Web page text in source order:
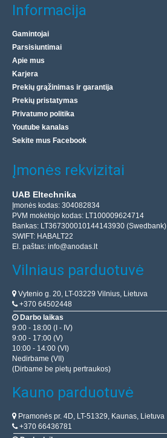
Informacija
Gamintojai
Parsisiuntimai
Apie mus
Karjera
Prekių grąžinimas ir garantija
Prekių pristatymas
Privatumo politika
Youtube kanalas
Sekite mus Facebook
Įmonės rekvizitai
UAB Eltechnika
Įmonės kodas: 304082834
PVM mokėtojo kodas: LT100009624714
Bankas: LT367300010144143930 (Swedbank)
SWIFT: HABALT22
El. paštas: info@anodas.lt
Vilniaus parduotuvė
Vytenio g. 20, LT-03229 Vilnius, Lietuva
+370 64502448
Darbo laikas
9:00 - 18:00 (I - IV)
9:00 - 17:00 (V)
10:00 - 14:00 (VI)
Nedirbame (VII)
(Dirbame be pietų pertraukos)
Kauno parduotuvė
Pramonės pr. 4D, LT-51329, Kaunas, Lietuva
+370 66436781